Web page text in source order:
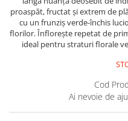
proaspăt, fructat și extrem de
cu un frunziș verde-închis
florilor. Înflorește repetat de
ideal pentru straturi florale
Cod
Ai nevoie de